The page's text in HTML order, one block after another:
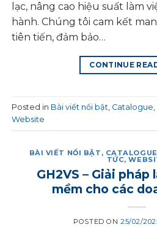
lạc, nâng cao hiệu suất làm
hành. Chúng tôi cam kết
tiên tiến, đảm bảo…
CONTINUE
Posted in Bài viết nổi bật Catalogue
Website
BÀI VIẾT NỔI BẬT , CATALOGUE
TỨC,
GH2VS – Giải
mềm cho các
POSTED ON 25/02/